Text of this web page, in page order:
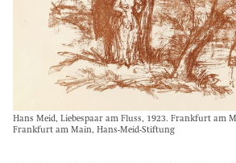
Hans Meid, Liebespaar am Fluss, 1923. Frankfurt am
Frankfurt am Main, Hans-Meid-Stiftung